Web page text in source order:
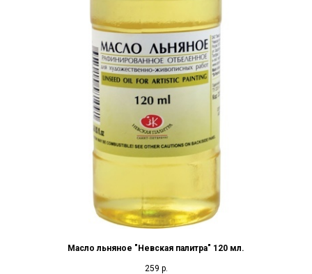
Масло льняное "Невская палитра" 120 мл.
259 р.